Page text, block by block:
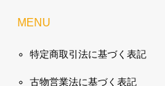
MENU
特定商取引法に基づく表記
古物営業法に基づく表記